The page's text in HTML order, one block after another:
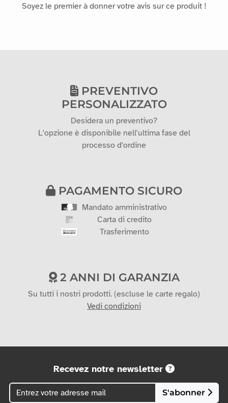
Soyez le premier à donner votre avis sur ce produit !
PREVENTIVO
PERSONALIZZATO
Desidera un preventivo?
L'opzione è disponibile nell'ultima fase del
processo d'ordine
PAGAMENTO SICURO
Mandato amministrativo
Carta di credito
Trasferimento
2 ANNI DI GARANZIA
Su tutti i nostri prodotti. (escluse le carte regalo)
Vedi condizioni
Recevez notre newsletter
S'abonner